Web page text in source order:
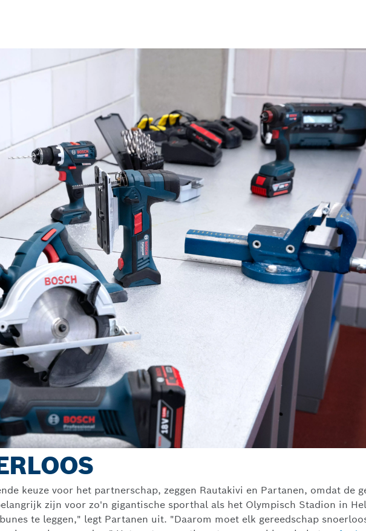
keuze voor het partnerschap, zeggen Rautakivi en Partanen, omdat de
zijn voor zo'n gigantische sporthal als het Olympisch Stadion in
te leggen," legt Partanen uit. "Daarom moet elk gereedschap